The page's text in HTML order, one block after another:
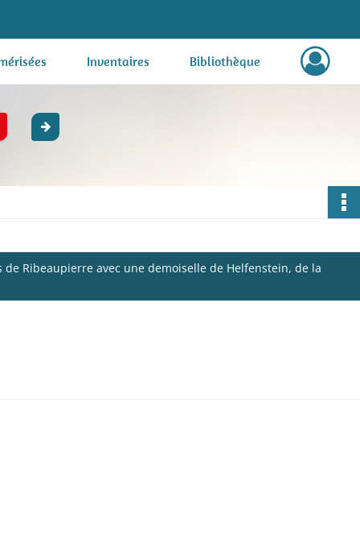
Inventaires Bibliothèque
Ribeaupierre avec une demoiselle de Helfenstein, de la